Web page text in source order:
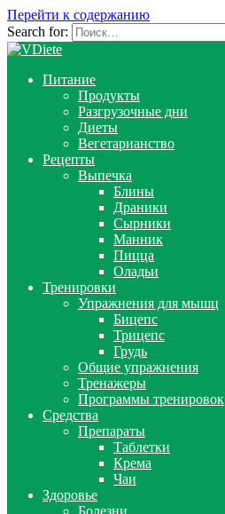
Перейти к содержанию
Search for:
Питание
Продукты
Разгрузочные дни
Диеты
Вегетарианство
Рецепты
Выпечка
Блины
Драники
Сырники
Манник
Пицца
Оладьи
Тренировки
Упражнения для мышц
Бицепс
Трицепс
Грудь
Общие упражнения
Тренажеры
Программы тренировок
Средства
Препараты
Таблетки
Крема
Чаи
Здоровье
Болезни